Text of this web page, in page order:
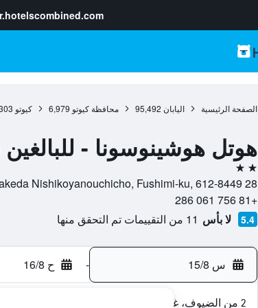
الصفحة الرئيسية اليابان 95,492 محافظة كيوتو 6,979 كيوتو
هوتل هوشينوسونا -
2 نجمتين
28 Takeda Nishikoyanouchicho, Fushimi-ku, 612-8449, كيوتو, محافظة كيوتو, اليابان
+81 756 061 286
5.4 لا بأس 11 من التقييمات تم التحقق منها
س 15/8 - ح 16/8
2 من الضيوف، غرفة واحدة